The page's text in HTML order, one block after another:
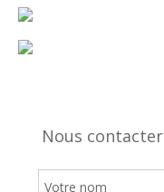
Nous contacter